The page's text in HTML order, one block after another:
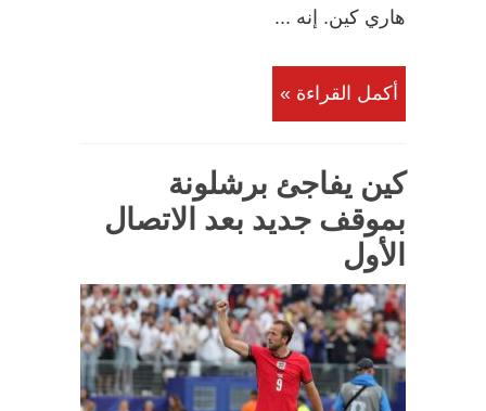
هاري كين. إنه ...
أكمل القراءة »
كين يفاجئ برشلونة
بموقف جديد بعد الاتصال
الأول